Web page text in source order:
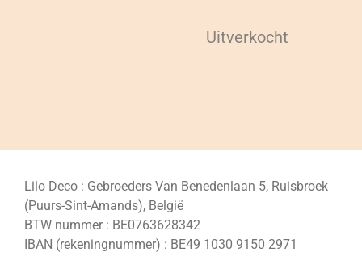
Uitverkocht
Lilo Deco : Gebroeders Van Benedenlaan 5, Ruisbroek
(Puurs-Sint-Amands), België
BTW nummer : BE0763628342
IBAN (rekeningnummer) : BE49 1030 9150 2971